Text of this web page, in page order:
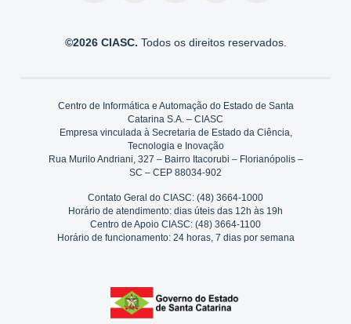
©2026 CIASC. Todos os direitos reservados.
Centro de Informática e Automação do Estado de Santa
Catarina S.A. – CIASC
Empresa vinculada à Secretaria de Estado da Ciência,
Tecnologia e Inovação
Rua Murilo Andriani, 327 – Bairro Itacorubi – Florianópolis –
SC – CEP 88034-902
Contato Geral do CIASC: (48) 3664-1000
Horário de atendimento: dias úteis das 12h às 19h
Centro de Apoio CIASC: (48) 3664-1100
Horário de funcionamento: 24 horas, 7 dias por semana